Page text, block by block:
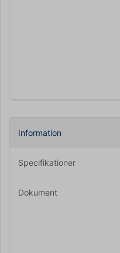
Information
Specifikationer
Dokument